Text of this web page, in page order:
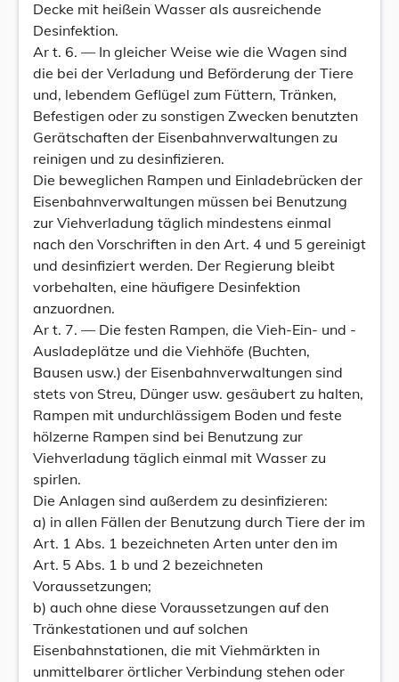
Decke mit heißein Wasser als ausreichende
Desinfektion.
Ar t. 6. — In gleicher Weise wie die Wagen sind
die bei der Verladung und Beförderung der Tiere
und, lebendem Geflügel zum Füttern, Tränken,
Befestigen oder zu sonstigen Zwecken benutzten
Gerätschaften der Eisenbahnverwaltungen zu
reinigen und zu desinfizieren.
Die beweglichen Rampen und Einladebrücken der
Eisenbahnverwaltungen müssen bei Benutzung
zur Viehverladung täglich mindestens einmal
nach den Vorschriften in den Art. 4 und 5 gereinigt
und desinfiziert werden. Der Regierung bleibt
vorbehalten, eine häufigere Desinfektion
anzuordnen.
Ar t. 7. — Die festen Rampen, die Vieh-Ein- und -
Ausladeplätze und die Viehhöfe (Buchten,
Bausen usw.) der Eisenbahnverwaltungen sind
stets von Streu, Dünger usw. gesäubert zu halten,
Rampen mit undurchlässigem Boden und feste
hölzerne Rampen sind bei Benutzung zur
Viehverladung täglich einmal mit Wasser zu
spirlen.
Die Anlagen sind außerdem zu desinfizieren:
a) in allen Fällen der Benutzung durch Tiere der im
Art. 1 Abs. 1 bezeichneten Arten unter den im
Art. 5 Abs. 1 b und 2 bezeichneten
Voraussetzungen;
b) auch ohne diese Voraussetzungen auf den
Tränkestationen und auf solchen
Eisenbahnstationen, die mit Viehmärkten in
unmittelbarer örtlicher Verbindung stehen oder